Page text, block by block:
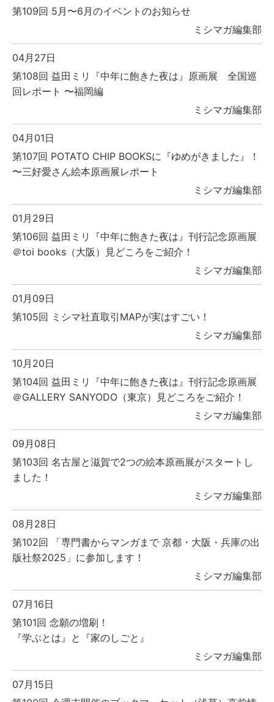
第109回 5月〜6月のイベントのお知らせ
ミシマガ編集部
04月27日
第108回 益田ミリ『中年に飽きた夜は』原画展 全国巡
回レポート 〜福岡編
ミシマガ編集部
04月01日
第107回 POTATO CHIP BOOKSに『ゆめがきました』！
〜三好愛さん絵本原画展レポート
ミシマガ編集部
01月29日
第106回 益田ミリ『中年に飽きた夜は』刊行記念原画展
＠toi books（大阪）見どころをご紹介！
ミシマガ編集部
01月09日
第105回 ミシマ社直取引MAPが実はすごい！
ミシマガ編集部
10月20日
第104回 益田ミリ『中年に飽きた夜は』刊行記念原画展
＠GALLERY SANYODO（東京）見どころをご紹介！
ミシマガ編集部
09月08日
第103回 名古屋と滋賀で2つの絵本原画展がスタートし
ました！
ミシマガ編集部
08月28日
第102回 「専門書からマンガまで 京都・大阪・兵庫の出
版社祭2025」に参加します！
ミシマガ編集部
07月16日
第101回 念願の増刷！
『学ぶとは』と『家のしごと』
ミシマガ編集部
07月15日